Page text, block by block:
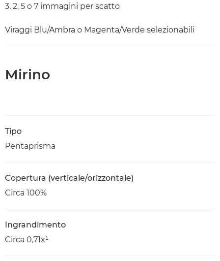
3, 2, 5 o 7 immagini per scatto
Viraggi Blu/Ambra o Magenta/Verde selezionabili
Mirino
Tipo
Pentaprisma
Copertura (verticale/orizzontale)
Circa 100%
Ingrandimento
Circa 0,71x¹